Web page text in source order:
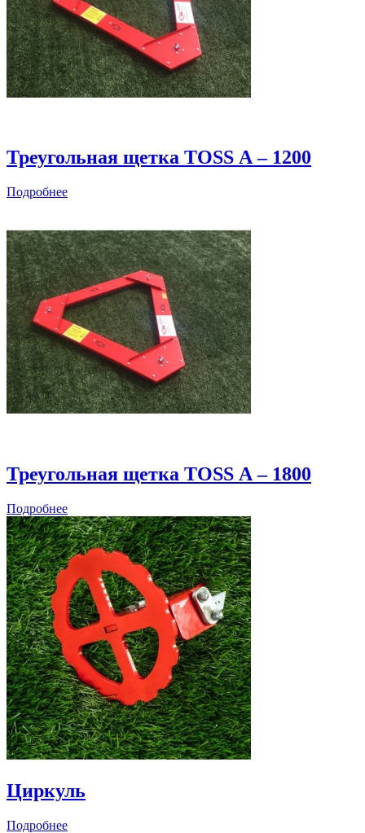
Треугольная щетка TOSS А – 1200
Подробнее
Треугольная щетка TOSS А – 1800
Подробнее
Циркуль
Подробнее